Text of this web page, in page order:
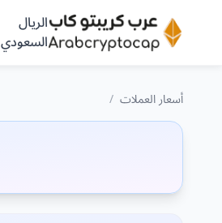
الريال
السعودي
أسعار العملات /